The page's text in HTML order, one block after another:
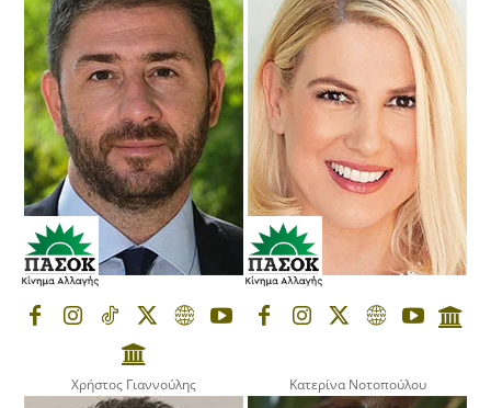
Χρήστος Γιαννούλης Κατερίνα Νοτοπούλου